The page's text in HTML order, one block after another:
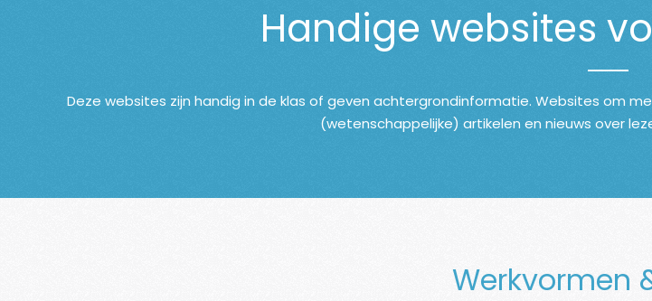
Handige websites
Deze websites zijn handig in de klas of geven achtergrondinformatie. Websites om
(wetenschappelijke) artikelen en nieuws over
Werkvormen